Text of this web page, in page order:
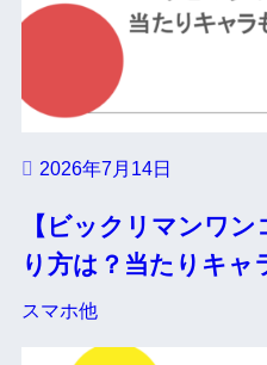
2026年7月14日
【ビックリマンワ
り方は？当たりキャ
スマホ他